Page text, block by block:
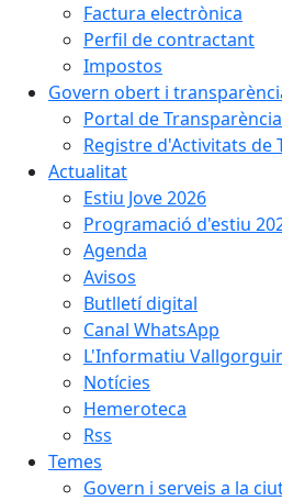
Factura electrònica
Perfil de contractant
Impostos
Govern obert i
Portal de Transparència
Registre d'Activitats de
Actualitat
Estiu Jove 2026
Programació d'estiu
Agenda
Avisos
Butlletí digital
Canal WhatsApp
L'Informatiu
Notícies
Hemeroteca
Rss
Temes
Govern i serveis a la